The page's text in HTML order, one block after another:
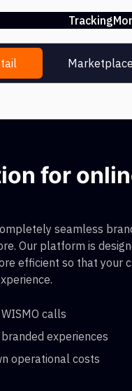
Marketplace
for
seamless
Our platform is
efficient so that your
calls
experiences
operational costs